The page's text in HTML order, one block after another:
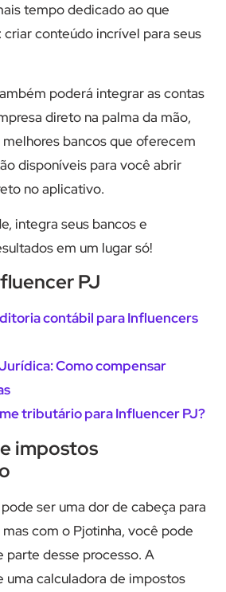
tempo dedicado ao que
conteúdo incrível para seus
poderá integrar as contas
direto na palma da mão,
bancos que oferecem
disponíveis para você abrir
no aplicativo.
integra seus bancos e
em um lugar só!
PJ
contábil para Influencers
Como compensar
tributário para Influencer PJ?
impostos
ser uma dor de cabeça para
com o Pjotinha, você pode
parte desse processo. A
calculadora de impostos